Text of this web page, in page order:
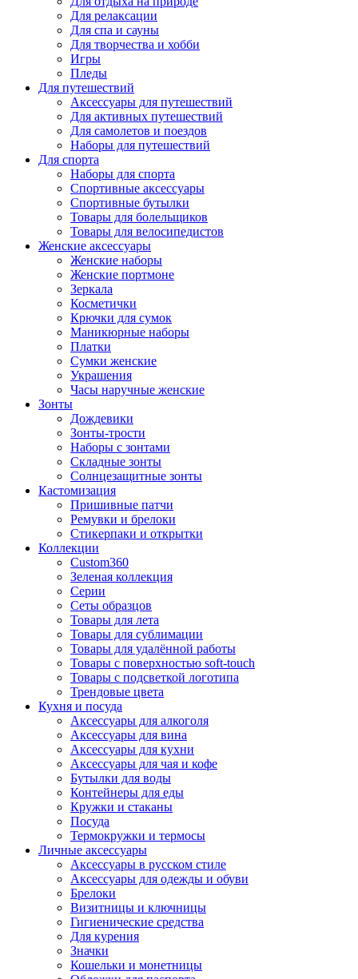
Для релаксации
Для спа и сауны
Для творчества и хобби
Игры
Пледы
Для путешествий
Аксессуары для путешествий
Для активных путешествий
Для самолетов и поездов
Наборы для путешествий
Для спорта
Наборы для спорта
Спортивные аксессуары
Спортивные бутылки
Товары для болельщиков
Товары для велосипедистов
Женские аксессуары
Женские наборы
Женские портмоне
Зеркала
Косметички
Крючки для сумок
Маникюрные наборы
Платки
Сумки женские
Украшения
Часы наручные женские
Зонты
Дождевики
Зонты-трости
Наборы с зонтами
Складные зонты
Солнцезащитные зонты
Кастомизация
Пришивные патчи
Ремувки и брелоки
Стикерпаки и открытки
Коллекции
Custom360
Зеленая коллекция
Серии
Сеты образцов
Товары для лета
Товары для сублимации
Товары для удалённой работы
Товары с поверхностью soft-touch
Товары с подсветкой логотипа
Трендовые цвета
Кухня и посуда
Аксессуары для алкоголя
Аксессуары для вина
Аксессуары для кухни
Аксессуары для чая и кофе
Бутылки для воды
Контейнеры для еды
Кружки и стаканы
Посуда
Термокружки и термосы
Личные аксессуары
Аксессуары в русском стиле
Аксессуары для одежды и обуви
Брелоки
Визитницы и ключницы
Гигиенические средства
Для курения
Значки
Кошельки и монетницы